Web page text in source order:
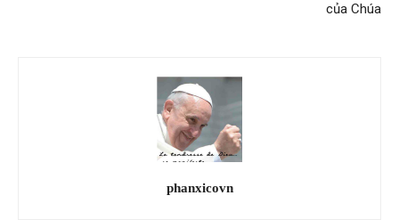
của Chúa
phanxicovn